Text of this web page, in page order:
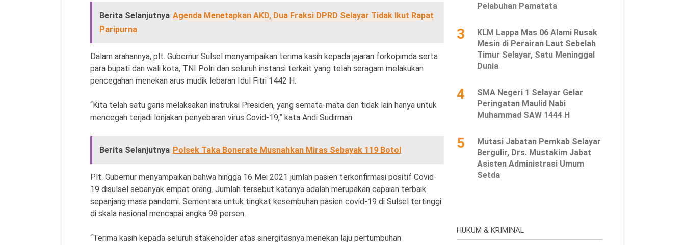
Berita Selanjutnya Agenda Menetapkan AKD, Dua Fraksi DPRD Selayar Tidak Ikut Rapat
Paripurna
Dalam arahannya, plt. Gubernur Sulsel menyampaikan terima kasih kepada jajaran forkopimda serta
para bupati dan wali kota, TNI Polri dan seluruh instansi terkait yang telah seragam melakukan
pencegahan menekan arus mudik lebaran Idul Fitri 1442 H.
“Kita telah satu garis melaksakan instruksi Presiden, yang semata-mata dan tidak lain hanya untuk
mencegah terjadi lonjakan penyebaran virus Covid-19,” kata Andi Sudirman.
Berita Selanjutnya Polsek Taka Bonerate Musnahkan Miras Sebayak 119 Botol
Plt. Gubernur menyampaikan bahwa hingga 16 Mei 2021 jumlah pasien terkonfirmasi positif Covid-
19 disulsel sebanyak empat orang. Jumlah tersebut katanya adalah merupakan capaian terbaik
sepanjang masa pandemi. Sementara untuk tingkat kesembuhan pasien covid-19 di Sulsel tertinggi
di skala nasional mencapai angka 98 persen.
“Terima kasih kepada seluruh stakeholder atas sinergitasnya menekan laju pertumbuhan
Pelabuhan Pamatata
3
KLM Lappa Mas 06 Alami Rusak
Mesin di Perairan Laut Sebelah
Timur Selayar, Satu Meninggal
Dunia
4
SMA Negeri 1 Selayar Gelar
Peringatan Maulid Nabi
Muhammad SAW 1444 H
5
Mutasi Jabatan Pemkab Selayar
Bergulir, Drs. Mustakim Jabat
Asisten Administrasi Umum
Setda
HUKUM & KRIMINAL